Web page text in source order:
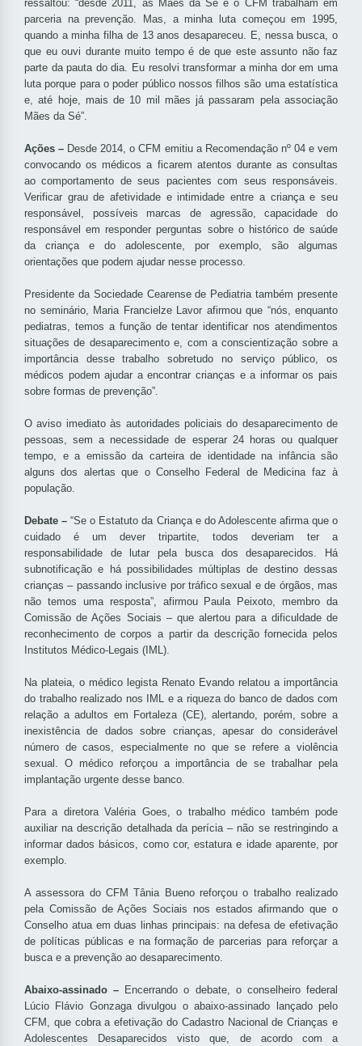
ressaltou: “desde 2011, as Mães da Sé e o CFM trabalham em
parceria na prevenção. Mas, a minha luta começou em 1995,
quando a minha filha de 13 anos desapareceu. E, nessa busca, o
que eu ouvi durante muito tempo é de que este assunto não faz
parte da pauta do dia. Eu resolvi transformar a minha dor em uma
luta porque para o poder público nossos filhos são uma estatística
e, até hoje, mais de 10 mil mães já passaram pela associação
Mães da Sé”.
Ações– Desde 2014, o CFM emitiu a Recomendação nº 04 e vem
convocando os médicos a ficarem atentos durante as consultas
ao comportamento de seus pacientes com seus responsáveis.
Verificar grau de afetividade e intimidade entre a criança e seu
responsável, possíveis marcas de agressão, capacidade do
responsável em responder perguntas sobre o histórico de saúde
da criança e do adolescente, por exemplo, são algumas
orientações que podem ajudar nesse processo.
Presidente da Sociedade Cearense de Pediatria também presente
no seminário, Maria Francielze Lavor afirmou que “nós, enquanto
pediatras, temos a função de tentar identificar nos atendimentos
situações de desaparecimento e, com a conscientização sobre a
importância desse trabalho sobretudo no serviço público, os
médicos podem ajudar a encontrar crianças e a informar os pais
sobre formas de prevenção”.
O aviso imediato às autoridades policiais do desaparecimento de
pessoas, sem a necessidade de esperar 24 horas ou qualquer
tempo, e a emissão da carteira de identidade na infância são
alguns dos alertas que o Conselho Federal de Medicina faz à
população.
Debate – “Se o Estatuto da Criança e do Adolescente afirma que o
cuidado é um dever tripartite, todos deveriam ter a
responsabilidade de lutar pela busca dos desaparecidos. Há
subnotificação e há possibilidades múltiplas de destino dessas
crianças – passando inclusive por tráfico sexual e de órgãos, mas
não temos uma resposta”, afirmou Paula Peixoto, membro da
Comissão de Ações Sociais – que alertou para a dificuldade de
reconhecimento de corpos a partir da descrição fornecida pelos
Institutos Médico-Legais (IML).
Na plateia, o médico legista Renato Evando relatou a importância
do trabalho realizado nos IML e a riqueza do banco de dados com
relação a adultos em Fortaleza (CE), alertando, porém, sobre a
inexistência de dados sobre crianças, apesar do considerável
número de casos, especialmente no que se refere a violência
sexual. O médico reforçou a importância de se trabalhar pela
implantação urgente desse banco.
Para a diretora Valéria Goes, o trabalho médico também pode
auxiliar na descrição detalhada da perícia – não se restringindo a
informar dados básicos, como cor, estatura e idade aparente, por
exemplo.
A assessora do CFM Tânia Bueno reforçou o trabalho realizado
pela Comissão de Ações Sociais nos estados afirmando que o
Conselho atua em duas linhas principais: na defesa de efetivação
de políticas públicas e na formação de parcerias para reforçar a
busca e a prevenção ao desaparecimento.
Abaixo-assinado – Encerrando o debate, o conselheiro federal
Lúcio Flávio Gonzaga divulgou o abaixo-assinado lançado pelo
CFM, que cobra a efetivação do Cadastro Nacional de Crianças e
Adolescentes Desaparecidos visto que, de acordo com a